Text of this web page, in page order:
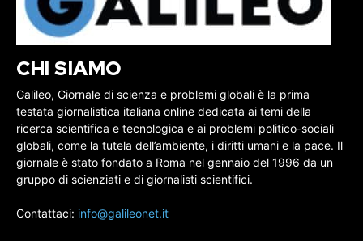
CHI SIAMO
Galileo, Giornale di scienza e problemi globali è la prima
testata giornalistica italiana online dedicata ai temi della
ricerca scientifica e tecnologica e ai problemi politico-sociali
globali, come la tutela dell’ambiente, i diritti umani e la pace. Il
giornale è stato fondato a Roma nel gennaio del 1996 da un
gruppo di scienziati e di giornalisti scientifici.
Contattaci: info@galileonet.it